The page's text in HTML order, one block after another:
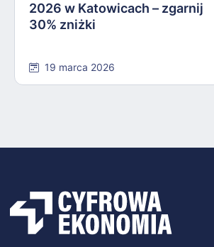
2026 w Katowicach – zgarnij
30% zniżki
19 marca 2026